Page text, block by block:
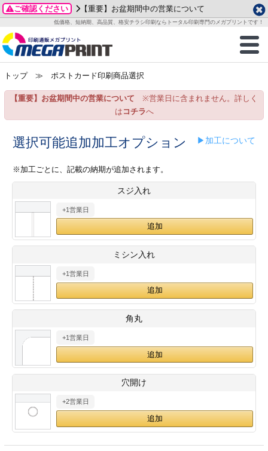
ご確認ください 【重要】お盆期間中の営業について
低価格、短納期、高品質、格安チラシ印刷ならトータル印刷専門のメガプリントです！
商品一覧
グッズ
ステッカー
ックカード印刷
業ツール印刷
＆盛り上げ印刷
ご利用ガイド
お客様へ
いて
方法
/送料について
刷
カード印刷
ックカード名刺
ムカード
型マル型印刷
ード印刷
刷
印刷
印刷
フォルダー
データ作成ガイド
成前に
ガイド
加工指示ガイド
テンプレート
ード印刷
名刺印刷
ックカード
ード印刷
形マル型
印刷
刷
印刷
一覧
わせ
り
プル請求
2026年 8月
月
火 水 木 金
土
1
3
4 5 6 7
8
15
24
25 26 27
29
土
1
2 3
9 10 11
12
14
15 16 17 18
19
26
28
29 30
・・休業日
トップ≫ ポストカード印刷商品選択
【重要】お盆期間中の営業について ※営業日に含まれません。詳しく
は コチラへ
選択可能追加加工オプション ▶加工について
※加工ごとに、記載の納期が追加されます。
スジ入れ
+1営業日
ミシン入れ
+1営業日
角丸
+1営業日
穴開け
+2営業日